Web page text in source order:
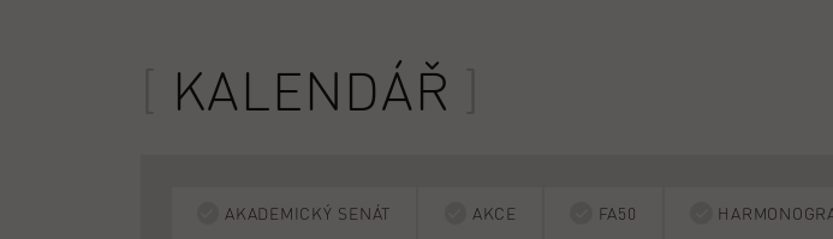
KALENDÁŘ
AKADEMICKÝ SENÁT AKCE FA50